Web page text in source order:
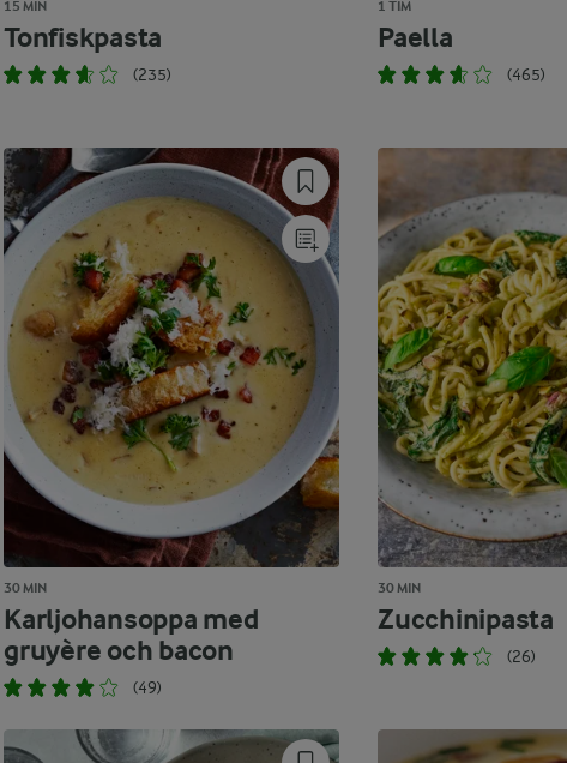
15 MIN
Tonfiskpasta
(235)
1 TIM
Paella
(465)
30 MIN
Karljohansoppa med
gruyère och bacon
(49)
30 MIN
Zucchinipasta
(26)